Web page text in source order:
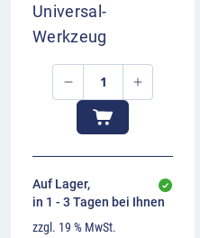
Universal-
Werkzeug
Auf Lager,
in 1 - 3 Tagen bei Ihnen
zzgl. 19 % MwSt.